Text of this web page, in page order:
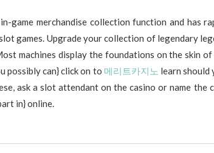
game merchandise collection function and has
games. Upgrade your collection of legendary
machines display the foundations on the skin
possibly can} click on to 메리트카지노 learn should
ask a slot attendant on the casino or name the
in} online.